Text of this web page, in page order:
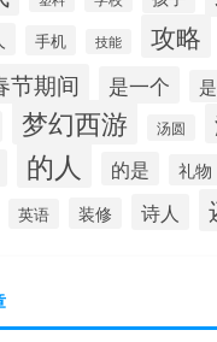
手机 技能 攻略
节期间 是一个
梦幻西游 汤圆
的人 的是 礼物
英语 装修 诗人